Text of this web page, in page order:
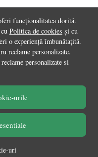
funcționalitatea dorită.
Politica de cookies și cu
o experiență îmbunătațită.
reclame personalizate.
personalizate si
urile
uri